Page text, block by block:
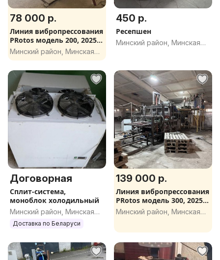
78 000 р.
Линия вибропрессования
PRotos модель 200, 2025
год
Минский район, Минская
обл.
450 р.
Ресепшен
Минский район, Минская
Договорная
Cплит-система,
моноблок холодильный
Минский район, Минская
обл.
Доставка по Беларуси
139 000 р.
Линия вибропрессования
PRotos модель 300, 2025
год
Минский район, Минская